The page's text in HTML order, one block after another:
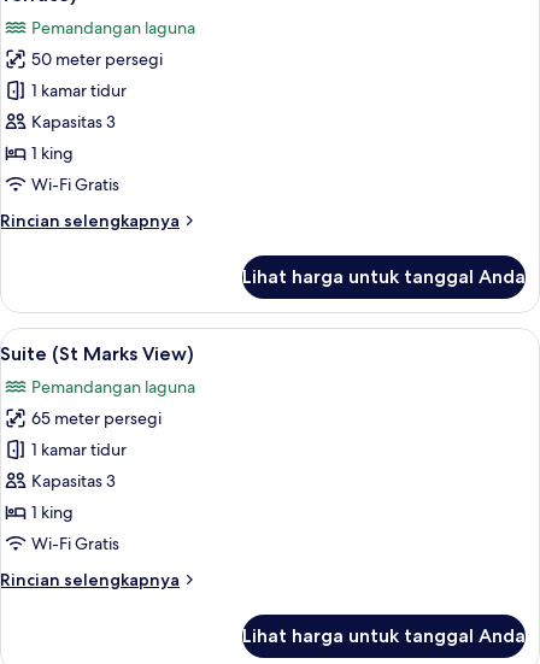
untuk
Suite
Junior,
pemandangan
laguna
(with
or
Pemandangan laguna
50 meter persegi
1 kamar tidur
Kapasitas 3
1 king
Wi-Fi Gratis
Rincian selengkapnya
Rincian
Suite
Junior,
pemandangan
(with
Balcony
or
Terrace)
Lihat harga untuk tanggal Anda
Lihat
semua
foto
untuk
Suite
(St
Marks
View)
Suite (St Marks View) | Seprai
7
Suite (St Marks View)
Pemandangan laguna
65 meter persegi
1 kamar tidur
Kapasitas 3
1 king
Wi-Fi Gratis
Rincian selengkapnya
Rincian
Lihat harga untuk tanggal Anda